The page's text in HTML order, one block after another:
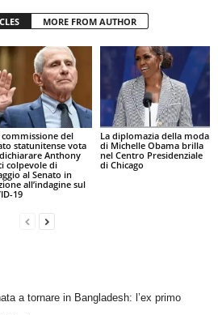
MORE FROM AUTHOR
commissione del
statunitense vota
Anthony
colpevole di
al Senato in
all’indagine sul
19
La diplomazia della moda
di Michelle Obama brilla
nel Centro Presidenziale
di Chicago
a tornare in Bangladesh: l’ex primo